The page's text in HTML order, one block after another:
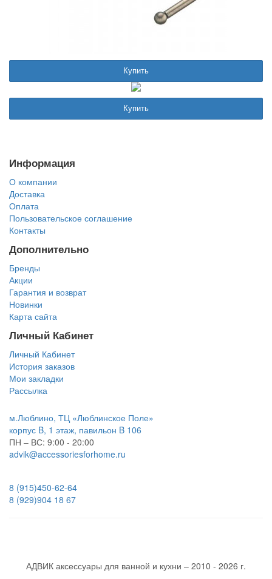
Купить
Купить
Информация
О компании
Доставка
Оплата
Пользовательское соглашение
Контакты
Дополнительно
Бренды
Акции
Гарантия и возврат
Новинки
Карта сайта
Личный Кабинет
Личный Кабинет
История заказов
Мои закладки
Рассылка
м.Люблино, ТЦ «Люблинское Поле»
корпус B, 1 этаж, павильон B 106
ПН – ВС: 9:00 - 20:00
advik@accessoriesforhome.ru
8 (915)450-62-64
8 (929)904 18 67
АДВИК аксессуары для ванной и кухни – 2010 - 2026 г.